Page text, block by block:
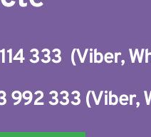
333 (Viber,
992 333 (Viber,